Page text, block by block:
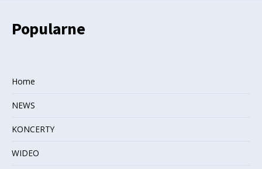
Popularne
Home
NEWS
KONCERTY
WIDEO